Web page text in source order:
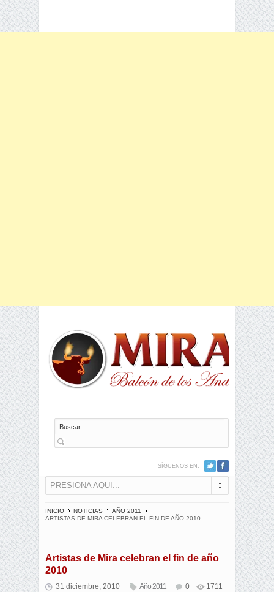
Buscar
SÍGUENOS EN:
PRESIONA AQUI...
INICIO NOTICIAS
AÑO 2011
ARTISTAS DE MIRA CELEBRAN EL FIN DE AÑO 2010
Artistas de Mira celebran el fin de año
2010
31 diciembre, 2010 Año 2011 0 1711